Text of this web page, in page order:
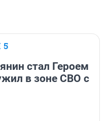
5
стал Героем
в зоне СВО с